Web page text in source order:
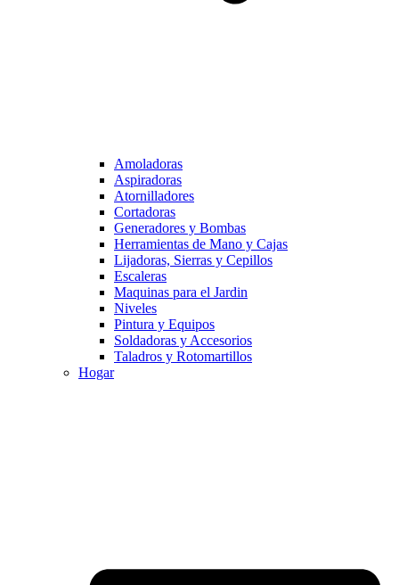
Amoladoras
Aspiradoras
Atornilladores
Cortadoras
Generadores y Bombas
Herramientas de Mano y Cajas
Lijadoras, Sierras y Cepillos
Escaleras
Maquinas para el Jardin
Niveles
Pintura y Equipos
Soldadoras y Accesorios
Taladros y Rotomartillos
Hogar